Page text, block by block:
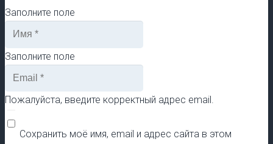
Заполните поле
Заполните поле
Пожалуйста, введите корректный адрес email.
Сохранить моё имя, email и адрес сайта в этом